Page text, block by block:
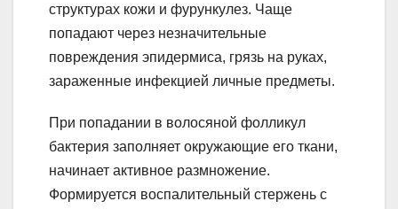
структурах кожи и фурункулез. Чаще
попадают через незначительные
повреждения эпидермиса, грязь на руках,
зараженные инфекцией личные предметы.
При попадании в волосяной фолликул
бактерия заполняет окружающие его ткани,
начинает активное размножение.
Формируется воспалительный стержень с